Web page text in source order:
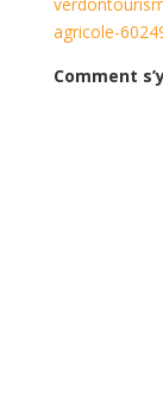
agricole-
Comment